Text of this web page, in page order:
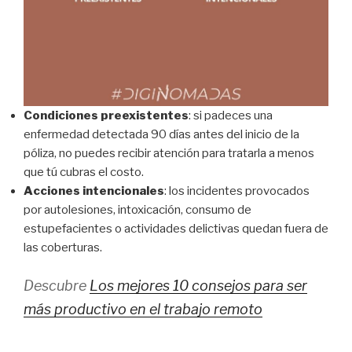
Condiciones preexistentes: si padeces una
enfermedad detectada 90 días antes del inicio de la
póliza, no puedes recibir atención para tratarla a menos
que tú cubras el costo.
Acciones intencionales: los incidentes provocados
por autolesiones, intoxicación, consumo de
estupefacientes o actividades delictivas quedan fuera de
las coberturas.
Descubre Los mejores 10 consejos para ser
más productivo en el trabajo remoto